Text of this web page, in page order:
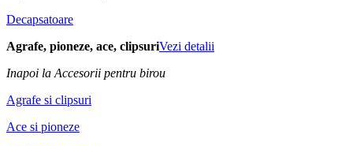
Decapsatoare
Agrafe, pioneze, ace, clipsuriVezi detalii
Inapoi la Accesorii pentru birou
Agrafe si clipsuri
Ace si pioneze